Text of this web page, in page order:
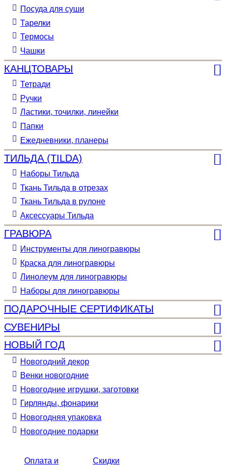
Посуда для суши
Тарелки
Термосы
Чашки
КАНЦТОВАРЫ
Тетради
Ручки
Ластики, точилки, линейки
Папки
Ежедневники, планеры
ТИЛЬДА (TILDA)
Наборы Тильда
Ткань Тильда в отрезах
Ткань Тильда в рулоне
Аксессуары Тильда
ГРАВЮРА
Инструменты для линогравюры
Краска для линогравюры
Линолеум для линогравюры
Наборы для линогравюры
ПОДАРОЧНЫЕ СЕРТИФИКАТЫ
СУВЕНИРЫ
НОВЫЙ ГОД
Новогодний декор
Венки новогодние
Новогодние игрушки, заготовки
Гирлянды, фонарики
Новогодняя упаковка
Новогодние подарки
Оплата и Скидки